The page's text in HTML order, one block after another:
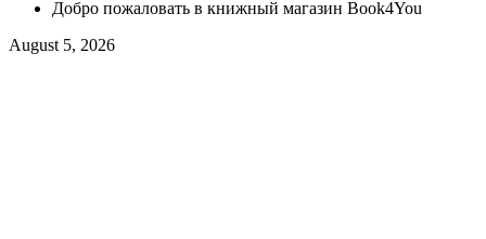
Добро пожаловать в книжный магазин Book4You
August 5, 2026